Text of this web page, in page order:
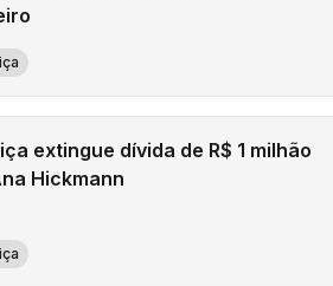
extingue dívida de R$ 1 milhão
Hickmann